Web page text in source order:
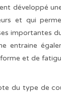
développé
et qui
importantes
entraine
et de
du type de